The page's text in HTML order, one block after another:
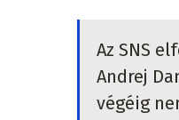
Az SNS
Andrej
végéig